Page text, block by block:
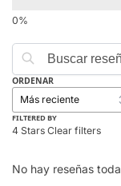
ORDENAR
FILTERED BY
4 Stars Clear filters
No hay reseñas